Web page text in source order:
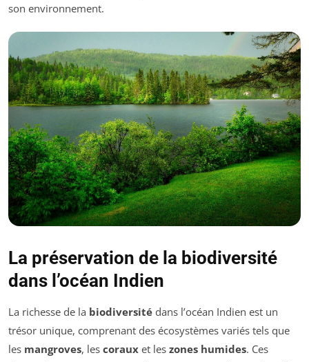
son environnement.
La préservation de la biodiversité
dans l’océan Indien
La richesse de la biodiversité dans l’océan Indien est un
trésor unique, comprenant des écosystèmes variés tels que
les mangroves, les coraux et les zones humides. Ces